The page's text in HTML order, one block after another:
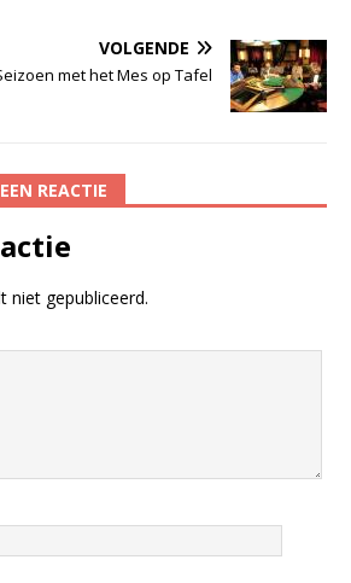
VOLGENDE
met het Mes op Tafel
REACTIE
niet gepubliceerd.